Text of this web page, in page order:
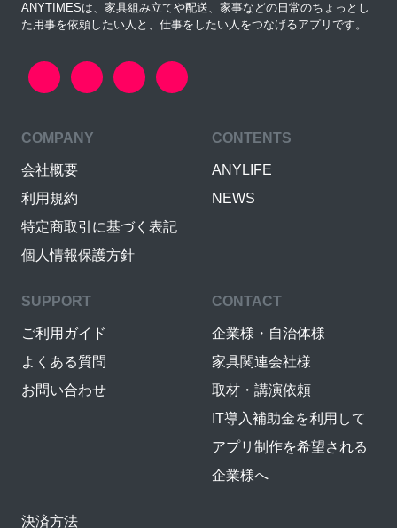
ANYTIMESは、家具組み立てや配送、家事などの日常のちょっとし
た用事を依頼したい人と、仕事をしたい人をつなげるアプリです。
COMPANY
会社概要
利用規約
特定商取引に基づく表記
個人情報保護方針
CONTENTS
ANYLIFE
NEWS
SUPPORT
ご利用ガイド
よくある質問
お問い合わせ
CONTACT
企業様・自治体様
家具関連会社様
取材・講演依頼
IT導入補助金を利用して
アプリ制作を希望される
企業様へ
決済方法